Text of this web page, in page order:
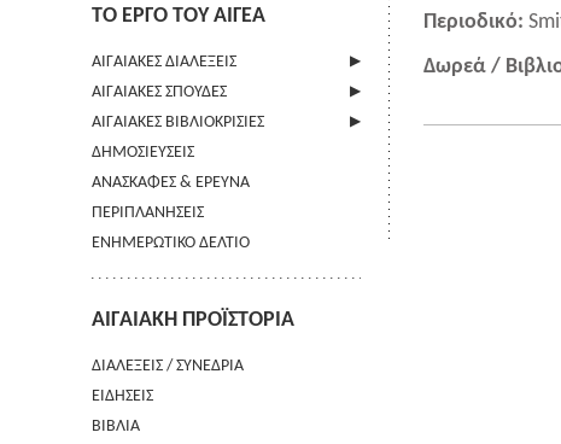
ΤΟ ΕΡΓΟ ΤΟΥ ΑΙΓΕΑ
ΑΙΓΑΙΑΚΕΣ ΔΙΑΛΕΞΕΙΣ
ΠΛΗΡΟΦΟΡΙΕΣ
ΑΙΓΑΙΑΚΕΣ ΣΠΟΥΔΕΣ
ΠΛΗΡΟΦΟΡΙΕΣ
ΟΔΗΓΙΕΣ ΠΡΟΣ ΣΥΓΓΡΑΦΕΙΣ
ΟΡΟΙ ΧΡΗΣΗΣ
ΕΠΙΚΟΙΝΩΝΙΑ
ΑΙΓΑΙΑΚΕΣ ΒΙΒΛΙΟΚΡΙΣΙΕΣ
ΠΛΗΡΟΦΟΡΙΕΣ
ΔΗΜΟΣΙΕΥΣΕΙΣ
ΑΝΑΣΚΑΦΕΣ & ΕΡΕΥΝΑ
ΠΕΡΙΠΛΑΝΗΣΕΙΣ
ΕΝΗΜΕΡΩΤΙΚΟ ΔΕΛΤΙΟ
ΑΙΓΑΙΑΚΗ ΠΡΟΪΣΤΟΡΙΑ
ΔΙΑΛΕΞΕΙΣ / ΣΥΝΕΔΡΙΑ
ΕΙΔΗΣΕΙΣ
ΒΙΒΛΙΑ
Περιοδικό:
Δωρεά /